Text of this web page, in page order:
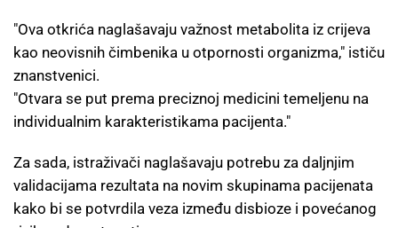
"Ova otkrića naglašavaju važnost metabolita iz crijeva
kao neovisnih čimbenika u otpornosti organizma," ističu
znanstvenici.
"Otvara se put prema preciznoj medicini temeljenu na
individualnim karakteristikama pacijenta."
Za sada, istraživači naglašavaju potrebu za daljnjim
validacijama rezultata na novim skupinama pacijenata
kako bi se potvrdila veza između disbioze i povećanog